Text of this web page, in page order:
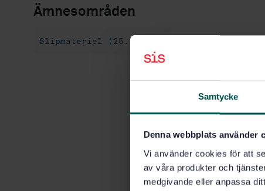
Samtycke
Denna webbplats använder
Vi använder cookies för att
av våra produkter och
medgivande eller anpassa
Ämnesområden
Slipmateriel (25.100.70)